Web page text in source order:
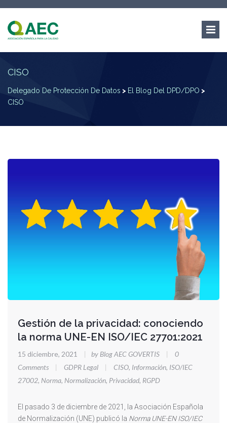
CISO
Delegado De Protección De Datos > El Blog Del DPD/DPO >
CISO
Gestión de la privacidad: conociendo
la norma UNE-EN ISO/IEC 27701:2021
15 diciembre, 2021 | by Blog AEC GOVERTIS |
0
Comments
| GDPR Legal | CISO, Información, ISO/IEC
27002, Norma, Normalización, Privacidad, RGPD
El pasado 3 de diciembre de 2021, la Asociación Española
de Normalización (UNE) publicó la Norma UNE-EN ISO/IEC